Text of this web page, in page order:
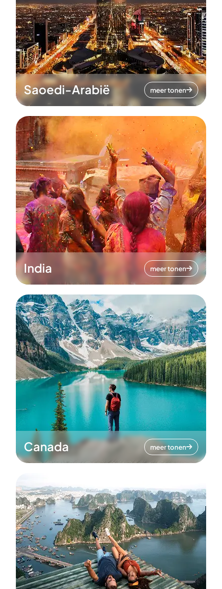
Saoedi-Arabië meer tonen
India meer tonen
Canada meer tonen